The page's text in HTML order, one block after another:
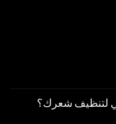
لتنظيف شعرك؟